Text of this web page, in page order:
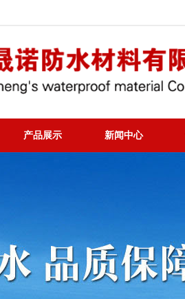
产品展示 新闻中心